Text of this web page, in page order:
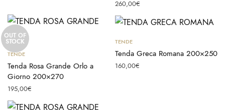
260,00€
OUT OF
STOCK
TENDE
Tenda Rosa Grande Orlo a
Giorno 200×270
195,00€
TENDE
Tenda Greca Romana 200×250
160,00€